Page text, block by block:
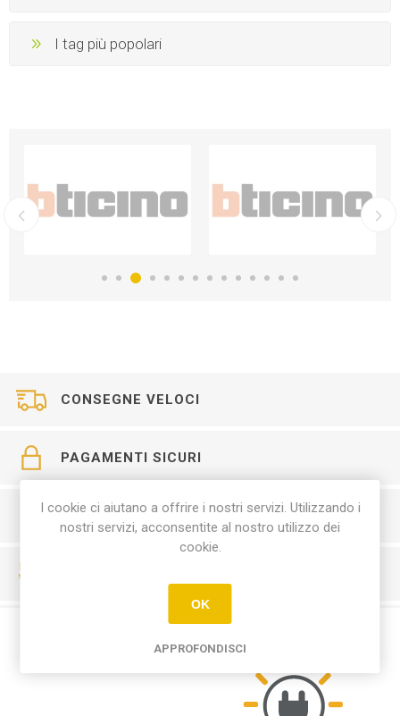
I tag più popolari
CONSEGNE VELOCI
PAGAMENTI SICURI
SERVIZIO CLIENTI
I cookie ci aiutano a offrire i nostri servizi. Utilizzando i
nostri servizi, acconsentite al nostro utilizzo dei
cookie.
OK
APPROFONDISCI